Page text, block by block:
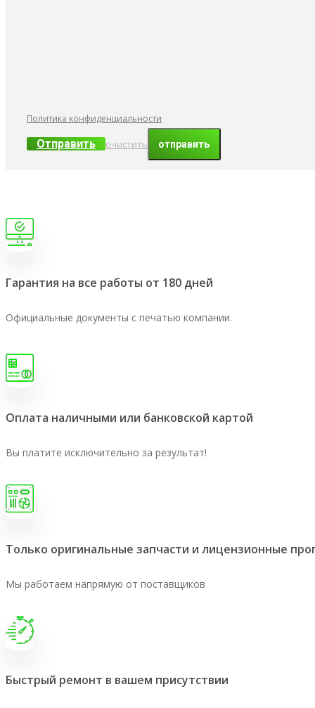
Политика конфиденциальности
Отправить очистить
Гарантия на все работы от 180 дней
Официальные документы с печатью компании.
Оплата наличными или банковской картой
Вы платите исключительно за результат!
Только оригинальные запчасти и лицензионные
Мы работаем напрямую от поставщиков
Быстрый ремонт в вашем присутствии